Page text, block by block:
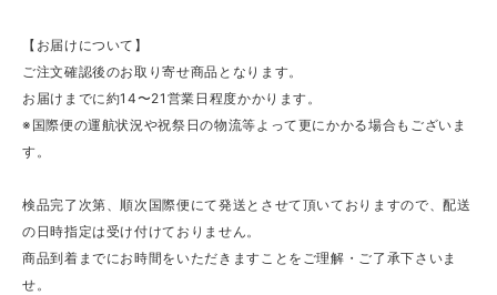
【お届けについて】
ご注文確認後のお取り寄せ商品となります。
お届けまでに約14〜21営業日程度かかります。
※国際便の運航状況や祝祭日の物流等よって更にかかる場合もございま
す。
検品完了次第、順次国際便にて発送とさせて頂いておりますので、配送
の日時指定は受け付けておりません。
商品到着までにお時間をいただきますことをご理解・ご了承下さいま
せ。